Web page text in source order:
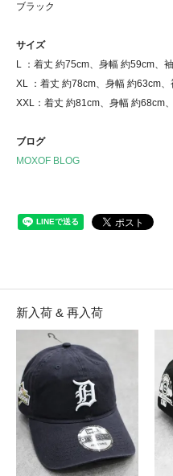
ブラック
サイズ
L ：着丈 約75cm、身幅 約59cm、
XL ：着丈 約78cm、身幅 約63cm
XXL：着丈 約81cm、身幅 約68cm
ブログ
MOXOF BLOG
新入荷 & 再入荷